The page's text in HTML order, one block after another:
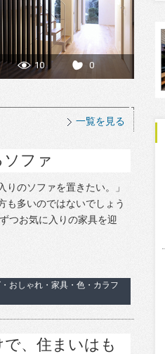
10 0
一覧を見る
ファ
りのソファを置きたい。」
も多いのではないでしょう
つお気に入りの家具を迎
おしゃれ・家具・色・カラフ
、住まいはも